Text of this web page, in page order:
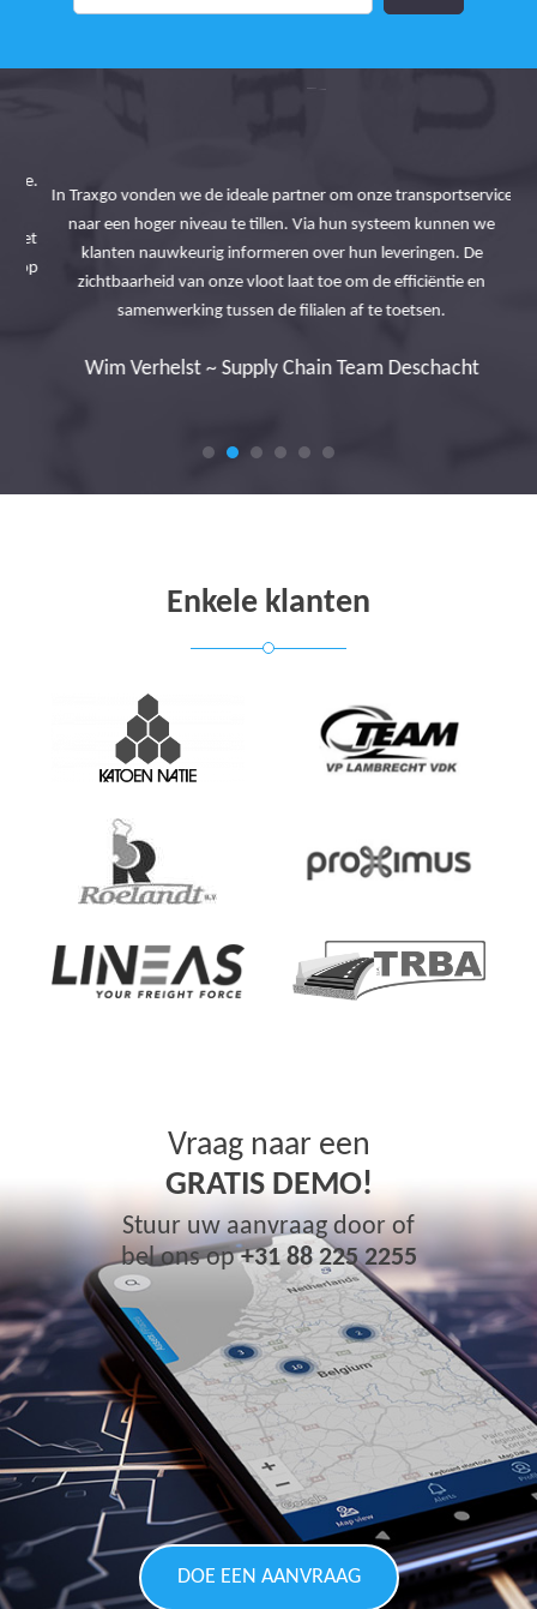
In Traxgo vonden we de ideale partner om onze transportservice
naar een hoger niveau te tillen. Via hun systeem kunnen we
klanten nauwkeurig informeren over hun leveringen. De
zichtbaarheid van onze vloot laat toe om de efficiëntie en
samenwerking tussen de filialen af te toetsen.
Wim Verhelst ~ Supply Chain Team Deschacht
Enkele klanten
Vraag naar een
GRATIS DEMO!
Stuur uw aanvraag door of
bel ons op+31 88 225 2255
DOE EEN AANVRAAG